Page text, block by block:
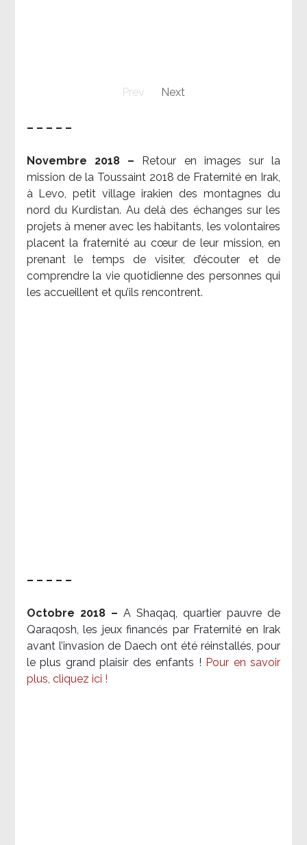
Prev Next
– – – – –
Novembre 2018 –
Retour en images sur la
mission de la Toussaint 2018 de Fraternité en Irak,
à Levo, petit village irakien des montagnes du
nord du Kurdistan. Au delà des échanges sur les
projets à mener avec les habitants, les volontaires
placent la fraternité au cœur de leur mission, en
prenant le temps de visiter, d’écouter et de
comprendre la vie quotidienne des personnes qui
les accueillent et qu’ils rencontrent.
– – – – –
Octobre 2018 – A Shaqaq, quartier pauvre de
Qaraqosh, les jeux financés par Fraternité en Irak​
avant l’invasion de Daech ont été réinstallés, pour
le plus grand plaisir des enfants ! Pour en savoir
plus, cliquez ici !